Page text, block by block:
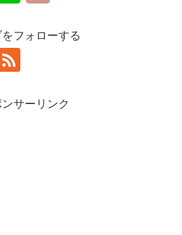
フォローする
サーリンク